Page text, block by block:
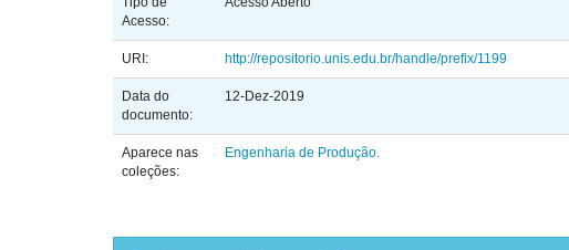
Acesso:
URI: http://repositorio.unis.edu.br/handle/prefix/1199
Data do
documento:
12-Dez-2019
Aparece nas
coleções:
Engenharia de Produção.